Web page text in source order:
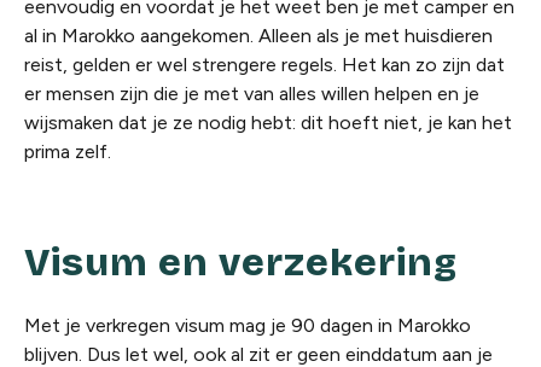
eenvoudig en voordat je het weet ben je met camper en
al in Marokko aangekomen. Alleen als je met huisdieren
reist, gelden er wel strengere regels. Het kan zo zijn dat
er mensen zijn die je met van alles willen helpen en je
wijsmaken dat je ze nodig hebt: dit hoeft niet, je kan het
prima zelf.
Visum en verzekering
Met je verkregen visum mag je 90 dagen in Marokko
blijven. Dus let wel, ook al zit er geen einddatum aan je